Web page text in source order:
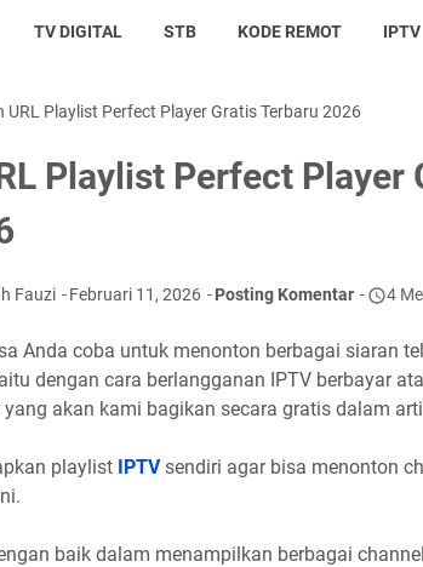
TV DIGITAL STB KODE REMOT IPTV
URL Playlist Perfect Player Gratis Terbaru 2026
Playlist Perfect Player
Fauzi Februari 11, 2026 Posting Komentar 4
Anda coba untuk menonton berbagai siaran
dengan cara berlangganan IPTV berbayar
yang akan kami bagikan secara gratis dalam
playlist IPTVsendiri agar bisa menonton
baik dalam menampilkan berbagai